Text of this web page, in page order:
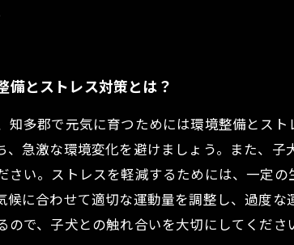
備とストレス対策とは？
知多郡で元気に育つためには環境整備とス
急激な環境変化を避けましょう。また、
さい。ストレスを軽減するためには、一定
に合わせて適切な運動量を調整し、過度
ので、子犬との触れ合いを大切にしてくだ